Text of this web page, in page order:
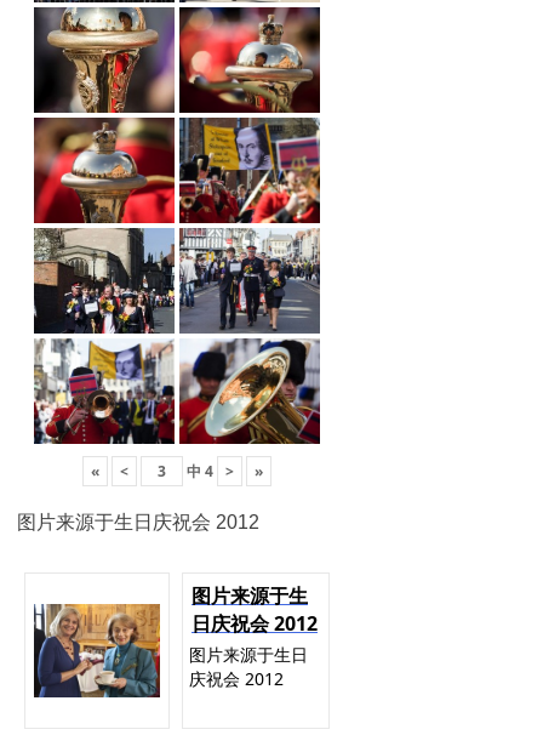
« < 中 4 > »
图片来源于生日庆祝会 2012
图片来源于生
日庆祝会 2012
图片来源于生日
庆祝会 2012